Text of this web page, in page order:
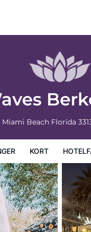
Miami Beach Florida
KORT